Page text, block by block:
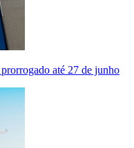
até 27 de junho